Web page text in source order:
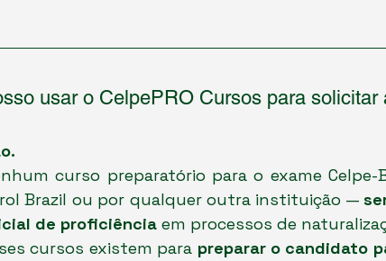
usar o CelpePRO Cursos para
curso preparatório para o exame
Brazil ou por qualquer outra instituição —
de proficiência em processos de
cursos existem para preparar o candidato